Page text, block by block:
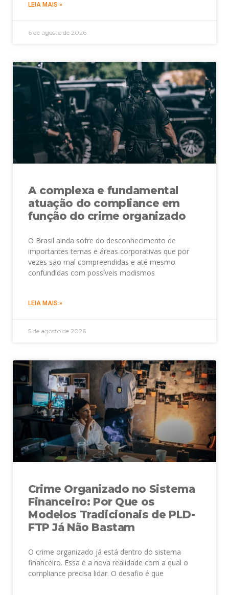
LEIA MAIS »
6 de agosto de 2026
A complexa e fundamental
atuação do compliance em
função do crime organizado
O Brasil ainda sofre do desconhecimento de
importantes temas e áreas corporativas que por
vezes são mal compreendidas e até mesmo
confundidas com possíveis modismos
LEIA MAIS »
5 de agosto de 2026
Crime Organizado no Sistema
Financeiro: Por Que os
Modelos Tradicionais de PLD-
FTP Já Não Bastam
O crime organizado já está dentro do sistema
financeiro. Essa é a nova realidade com a qual o
compliance precisa lidar. O desafio é que